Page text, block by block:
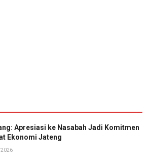
Apresiasi ke Nasabah Jadi Komitmen
Ekonomi Jateng